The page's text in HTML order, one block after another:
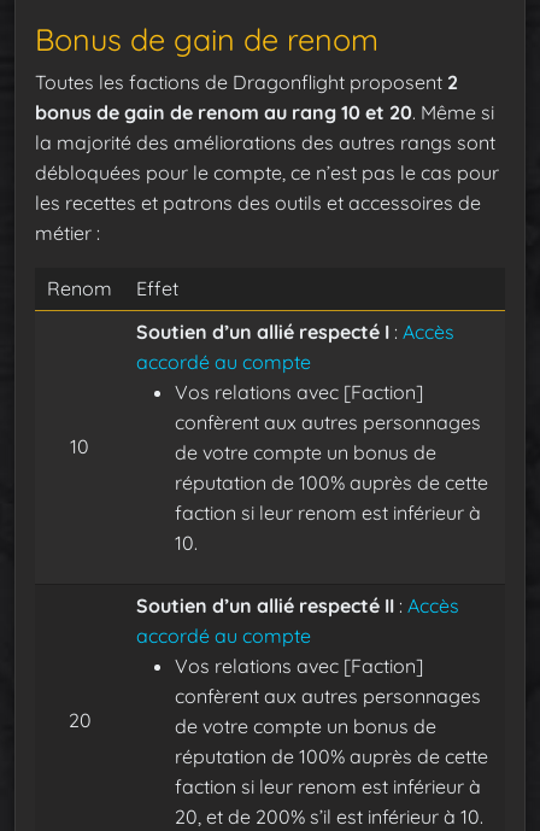
Bonus de gain de renom
Toutes les factions de Dragonflight proposent 2
bonus de gain de renom au rang 10 et 20. Même si
la majorité des améliorations des autres rangs sont
débloquées pour le compte, ce n’est pas le cas pour
les recettes et patrons des outils et accessoires de
métier :
Renom Effet
10
Soutien d’un allié respecté I : Accès
accordé au compte
Vos relations avec [Faction]
confèrent aux autres personnages
de votre compte un bonus de
réputation de 100% auprès de cette
faction si leur renom est inférieur à
10.
20
Soutien d’un allié respecté II : Accès
accordé au compte
Vos relations avec [Faction]
confèrent aux autres personnages
de votre compte un bonus de
réputation de 100% auprès de cette
faction si leur renom est inférieur à
20, et de 200% s’il est inférieur à 10.